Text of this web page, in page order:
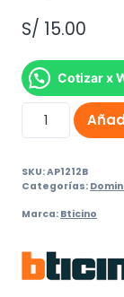
S/ 15.00
Cotizar x
Tomacorriente
Doble
Blanco
Dplus
Bticino
SKU:AP1212B
Categorías:
Marca: Bticino